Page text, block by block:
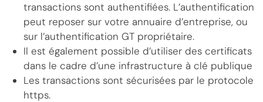
transactions sont authentifiées. L’authentification
peut reposer sur votre annuaire d’entreprise, ou
sur l’authentification GT propriétaire.
Il est également possible d’utiliser des certificats
dans le cadre d’une infrastructure à clé publique
Les transactions sont sécurisées par le protocole
https.